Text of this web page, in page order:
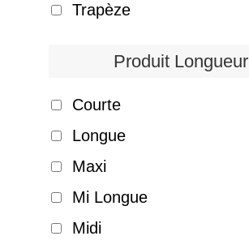
Trapèze
Produit Longueur
Courte
Longue
Maxi
Mi Longue
Midi